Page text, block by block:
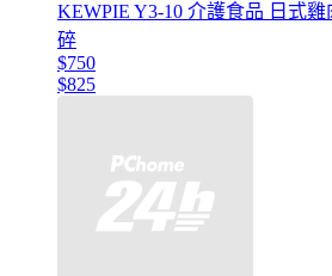
KEWPIE Y3-10 介護食品 日式
碎
$750
$825